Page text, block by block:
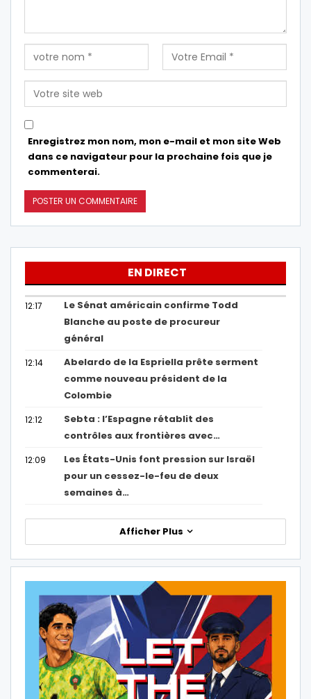
Enregistrez mon nom, mon e-mail et mon site Web
dans ce navigateur pour la prochaine fois que je
commenterai.
EN DIRECT
12:17
Le Sénat américain confirme Todd
Blanche au poste de procureur
général
12:14
Abelardo de la Espriella prête serment
comme nouveau président de la
Colombie
12:12
Sebta : l’Espagne rétablit des
contrôles aux frontières avec…
12:09
Les États-Unis font pression sur Israël
pour un cessez-le-feu de deux
semaines à…
Afficher Plus